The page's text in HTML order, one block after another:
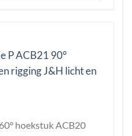
hoekstuk ACB20